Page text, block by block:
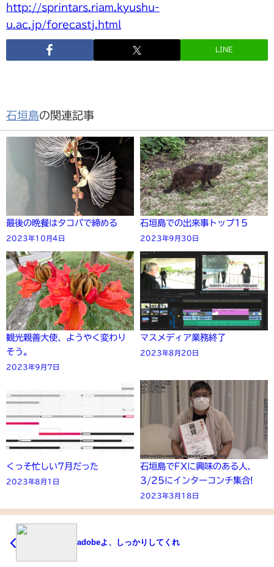
http://sprintars.riam.kyushu-
u.ac.jp/forecastj.html
LINE
石垣島の関連記事
最後の晩餐はタコパで締める
2023年10月4日
石垣島での出来事トップ15
2023年9月30日
観光親善大使、ようやく変わり
そう。
2023年9月7日
マスメディア業務終了
2023年8月20日
くっそ忙しい7月だった
2023年8月1日
石垣島でFXに興味のある人、
3/25にインターコンチ集合!
2023年3月18日
adobeよ、しっかりしてくれ